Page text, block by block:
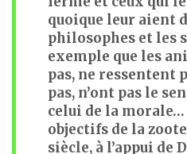
quoique leur aient
philosophes et les
exemple que les
pas, ne ressentent
pas, n’ont pas le
celui de la morale…
objectifs de la
siècle, à l’appui de